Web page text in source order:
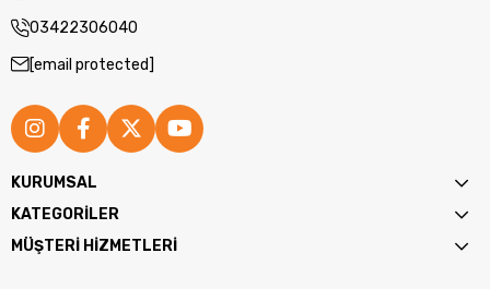
03422306040
[email protected]
KURUMSAL
KATEGORİLER
MÜŞTERİ HİZMETLERİ